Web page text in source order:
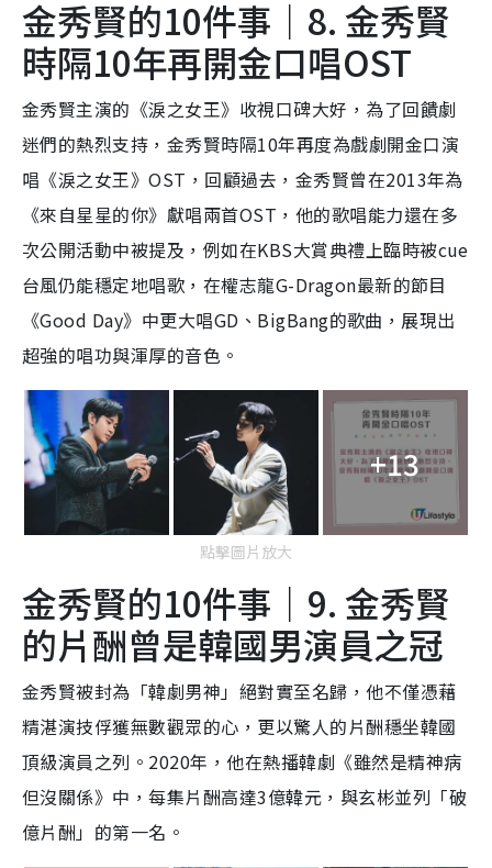
金秀賢的10件事｜8. 金秀賢
時隔10年再開金口唱OST
金秀賢主演的《淚之女王》收視口碑大好，為了回饋劇
迷們的熱烈支持，金秀賢時隔10年再度為戲劇開金口演
唱《淚之女王》OST，回顧過去，金秀賢曾在2013年為
《來自星星的你》獻唱兩首OST，他的歌唱能力還在多
次公開活動中被提及，例如在KBS大賞典禮上臨時被cue
台風仍能穩定地唱歌，在權志龍G-Dragon最新的節目
《Good Day》中更大唱GD、BigBang的歌曲，展現出
超強的唱功與渾厚的音色。
+13
點擊圖片放大
金秀賢的10件事｜9. 金秀賢
的片酬曾是韓國男演員之冠
金秀賢被封為「韓劇男神」絕對實至名歸，他不僅憑藉
精湛演技俘獲無數觀眾的心，更以驚人的片酬穩坐韓國
頂級演員之列。2020年，他在熱播韓劇《雖然是精神病
但沒關係》中，每集片酬高達3億韓元，與玄彬並列「破
億片酬」的第一名。